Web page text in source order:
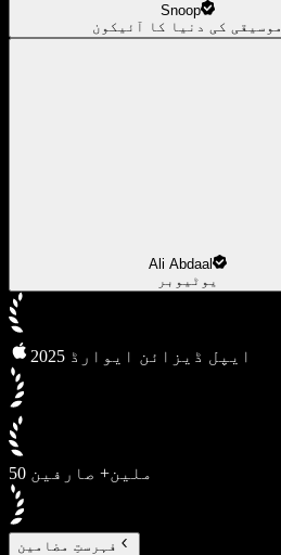
Snoop
موسیقی کی دنیا کا آئیکون
Ali Abdaal
یوٹیوبر
2025 ایپل ڈیزائن ایوارڈ
50 ملین+ صارفین
فہرستِ مضامین